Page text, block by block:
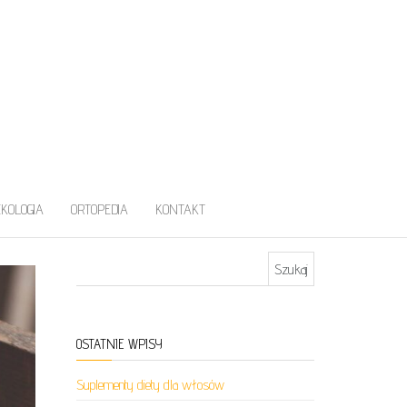
ORTOPEDIA KONTAKT
OSTATNIE WPISY
Suplementy diety dla włosów